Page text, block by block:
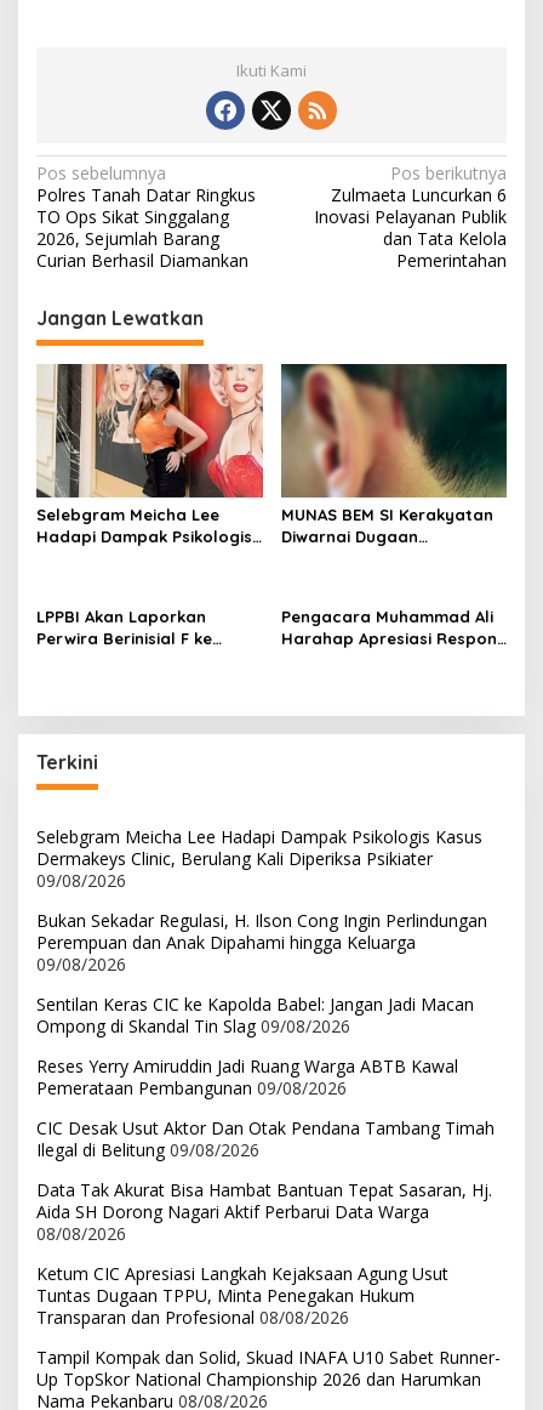
Ikuti Kami
N
a
v
i
g
a
i
p
o
s
Pos sebelumnya
Polres Tanah Datar Ringkus
TO Ops Sikat Singgalang
2026, Sejumlah Barang
Curian Berhasil Diamankan
Pos berikutnya
Zulmaeta Luncurkan 6
Inovasi Pelayanan Publik
dan Tata Kelola
Pemerintahan
Jangan Lewatkan
Selebgram Meicha Lee
Hadapi Dampak Psikologis
MUNAS BEM SI Kerakyatan
Diwarnai Dugaan
LPPBI Akan Laporkan
Perwira Berinisial F ke
Pengacara Muhammad Ali
Harahap Apresiasi Respons
Terkini
Selebgram Meicha Lee Hadapi Dampak Psikologis Kasus
Dermakeys Clinic, Berulang Kali Diperiksa Psikiater
09/08/2026
Bukan Sekadar Regulasi, H. Ilson Cong Ingin Perlindungan
Perempuan dan Anak Dipahami hingga Keluarga
09/08/2026
Sentilan Keras CIC ke Kapolda Babel: Jangan Jadi Macan
Ompong di Skandal Tin Slag 09/08/2026
Reses Yerry Amiruddin Jadi Ruang Warga ABTB Kawal
Pemerataan Pembangunan 09/08/2026
CIC Desak Usut Aktor Dan Otak Pendana Tambang Timah
Ilegal di Belitung 09/08/2026
Data Tak Akurat Bisa Hambat Bantuan Tepat Sasaran, Hj.
Aida SH Dorong Nagari Aktif Perbarui Data Warga
08/08/2026
Ketum CIC Apresiasi Langkah Kejaksaan Agung Usut
Tuntas Dugaan TPPU, Minta Penegakan Hukum
Transparan dan Profesional 08/08/2026
Tampil Kompak dan Solid, Skuad INAFA U10 Sabet Runner-
Up TopSkor National Championship 2026 dan Harumkan
Nama Pekanbaru 08/08/2026